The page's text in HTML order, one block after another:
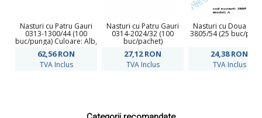
Nasturi cu Patru Gauri
0313-1300/44 (100
buc/punga) Culoare: Alb,
62,56RON
TVA Inclus
Nasturi cu Patru Gauri
0314-2024/32 (100
buc/pachet)
27,12RON
TVA Inclus
Nasturi cu Doua
3805/54 (25 buc/
24,38RON
TVA Inclus